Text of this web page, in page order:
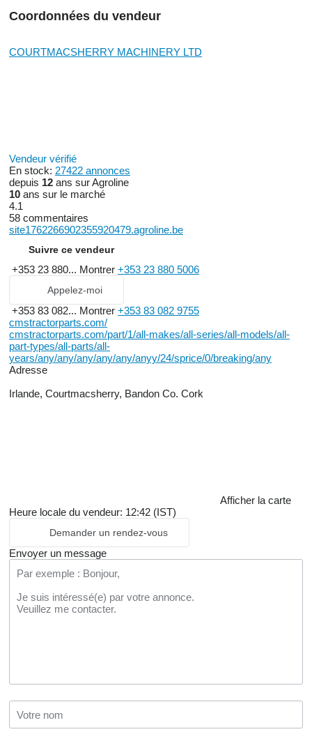
Coordonnées du vendeur
COURTMACSHERRY MACHINERY LTD
Vendeur vérifié
En stock: 27422 annonces
depuis 12 ans sur Agroline
10 ans sur le marché
4.1
58 commentaires
site1762266902355920479.agroline.be
Suivre ce vendeur
+353 23 880... Montrer +353 23 880 5006
Appelez-moi
+353 83 082... Montrer +353 83 082 9755
cmstractorparts.com/
cmstractorparts.com/part/1/all-makes/all-series/all-models/all-
part-types/all-parts/all-
years/any/any/any/any/any/anyy/24/sprice/0/breaking/any
Adresse
Irlande, Courtmacsherry, Bandon Co. Cork
Afficher la carte
Heure locale du vendeur: 12:42 (IST)
Demander un rendez-vous
Envoyer un message